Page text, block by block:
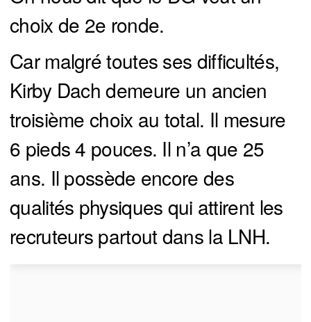
choix de 2e ronde.
Car malgré toutes ses difficultés,
Kirby Dach demeure un ancien
troisième choix au total. Il mesure
6 pieds 4 pouces. Il n’a que 25
ans. Il possède encore des
qualités physiques qui attirent les
recruteurs partout dans la LNH.